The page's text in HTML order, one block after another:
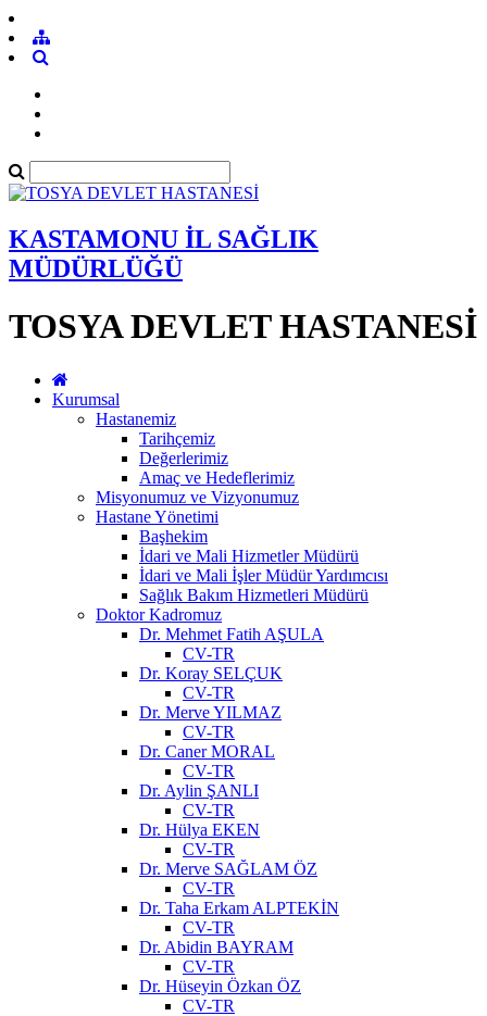
KASTAMONU İL SAĞLIK
MÜDÜRLÜĞÜ
TOSYA DEVLET HASTANESİ
Kurumsal
Hastanemiz
Tarihçemiz
Değerlerimiz
Amaç ve Hedeflerimiz
Misyonumuz ve Vizyonumuz
Hastane Yönetimi
Başhekim
İdari ve Mali Hizmetler Müdürü
İdari ve Mali İşler Müdür Yardımcısı
Sağlık Bakım Hizmetleri Müdürü
Doktor Kadromuz
Dr. Mehmet Fatih AŞULA
CV-TR
Dr. Koray SELÇUK
CV-TR
Dr. Merve YILMAZ
CV-TR
Dr. Caner MORAL
CV-TR
Dr. Aylin ŞANLI
CV-TR
Dr. Hülya EKEN
CV-TR
Dr. Merve SAĞLAM ÖZ
CV-TR
Dr. Taha Erkam ALPTEKİN
CV-TR
Dr. Abidin BAYRAM
CV-TR
Dr. Hüseyin Özkan ÖZ
CV-TR